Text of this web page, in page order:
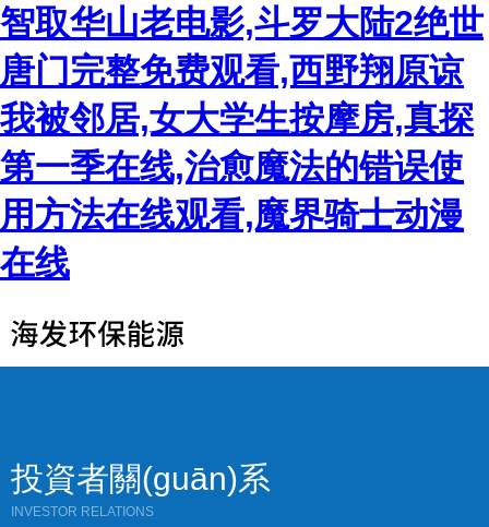
智取华山老电影,斗罗大陆2绝世
唐门完整免费观看,西野翔原谅
我被邻居,女大学生按摩房,真探
第一季在线,治愈魔法的错误使
用方法在线观看,魔界骑士动漫
在线
投資者關(guān)系
INVESTOR RELATIONS